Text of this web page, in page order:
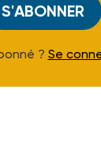
S'ABONNER
? Se